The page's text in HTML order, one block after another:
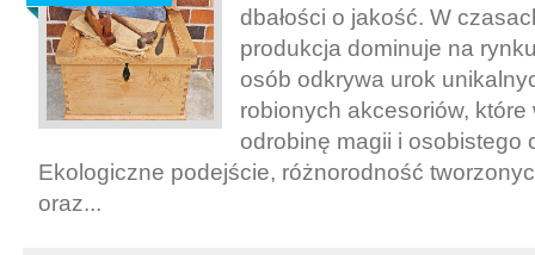
dbałości o jakość. W
produkcja dominuje na
osób odkrywa urok
robionych akcesoriów,
odrobinę magii i osobistego
Ekologiczne podejście, różnorodność
oraz...